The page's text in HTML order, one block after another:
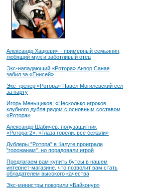
Александр Хацкевич - примерный семьянин,
любящий муж и заботливый отец
Экс-нападающий «Ротора» Анзор Саная
забил за «Енисей»
Экс-тренер «Ротора» Павел Могилевский сел
за парту
Игорь Меньщиков: «Несколько игроков
клубного дубля рядом с основным составом
«Ротора»
Александр Шабичев, полузащитник
«Ротора-2»: «Глаза горели, все бежали»
Дублеры "Ротора" в Калуге проиграли
"горожанам", но порадовали игрой
Предлагаем вам купить бутсы в нашем
интернет-магазине, что позволит вам стать
обладателем высокого качества
Экс-министры покорили «Байконур»